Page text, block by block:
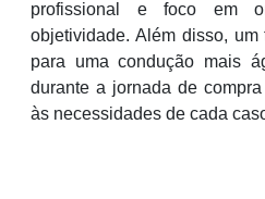
profissional e foco em
objetividade. Além disso,
para uma condução mais
durante a jornada de
às necessidades de cada